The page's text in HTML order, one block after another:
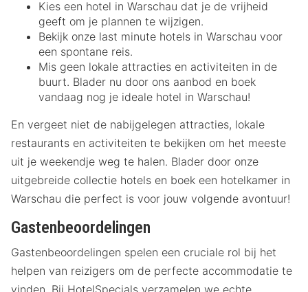
Kies een hotel in Warschau dat je de vrijheid
geeft om je plannen te wijzigen.
Bekijk onze last minute hotels in Warschau voor
een spontane reis.
Mis geen lokale attracties en activiteiten in de
buurt. Blader nu door ons aanbod en boek
vandaag nog je ideale hotel in Warschau!
En vergeet niet de nabijgelegen attracties, lokale
restaurants en activiteiten te bekijken om het meeste
uit je weekendje weg te halen. Blader door onze
uitgebreide collectie hotels en boek een hotelkamer in
Warschau die perfect is voor jouw volgende avontuur!
Gastenbeoordelingen
Gastenbeoordelingen spelen een cruciale rol bij het
helpen van reizigers om de perfecte accommodatie te